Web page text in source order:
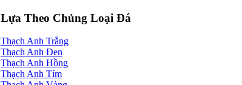
Lựa Theo Chủng Loại Đá
Thạch Anh Trắng
Thạch Anh Đen
Thạch Anh Hồng
Thạch Anh Tím